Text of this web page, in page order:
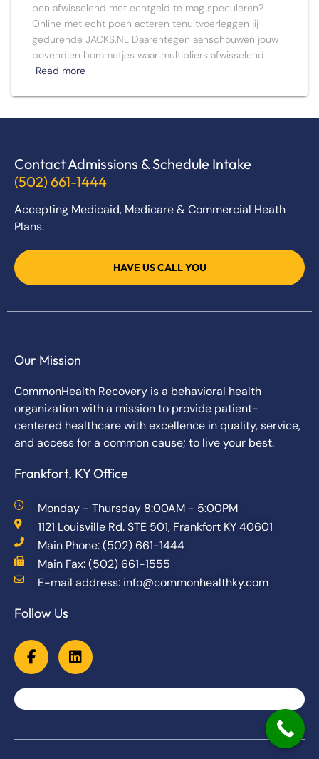
ben afwisselend met echtgeld te mag speculeren?
Online met echt poen acteren tenuitvoerleggen jij
gedurende JACKS.NL Daarentegen aanschouwen jouw
bovendien bommetjes waar multipliers afwisselend
Read more
Contact Admissions & Schedule Intake
(502) 661-1444
Accepting Medicaid, Medicare & Commercial Heath
Plans.
HAVE US CALL YOU
Our Mission
CommonHealth Recovery is a behavioral health
organization with a mission to provide patient-
centered healthcare with excellence in quality, service,
and access for a common cause; to live your best.
Frankfort, KY Office
Monday - Thursday 8:00AM - 5:00PM
1121 Louisville Rd. STE 501, Frankfort KY 40601
Main Phone: (502) 661-1444
Main Fax: (502) 661-1555
E-mail address: info@commonhealthky.com
Follow Us